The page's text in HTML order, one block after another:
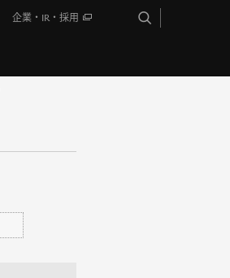
企業・IR・採用